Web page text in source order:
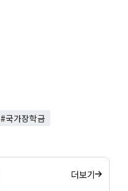
#국가장학금
더보기